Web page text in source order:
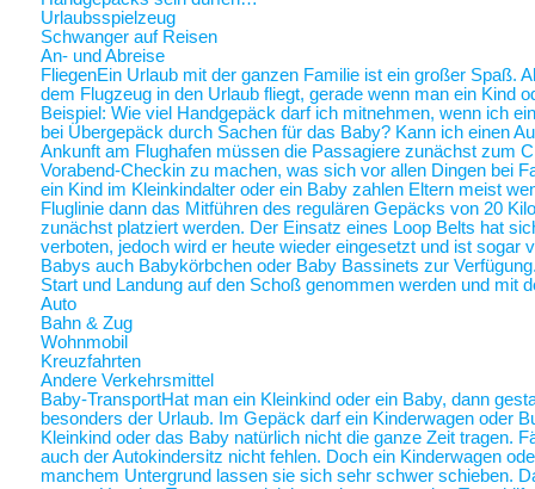
Urlaubsspielzeug
Schwanger auf Reisen
An- und Abreise
FliegenEin Urlaub mit der ganzen Familie ist ein großer Spaß.
dem Flugzeug in den Urlaub fliegt, gerade wenn man ein Kind
Beispiel: Wie viel Handgepäck darf ich mitnehmen, wenn ich
bei Übergepäck durch Sachen für das Baby? Kann ich einen
Ankunft am Flughafen müssen die Passagiere zunächst zum
Vorabend-Checkin zu machen, was sich vor allen Dingen bei
ein Kind im Kleinkindalter oder ein Baby zahlen Eltern meist
Fluglinie dann das Mitführen des regulären Gepäcks von 20
zunächst platziert werden. Der Einsatz eines Loop Belts hat
verboten, jedoch wird er heute wieder eingesetzt und ist sogar
Babys auch Babykörbchen oder Baby Bassinets zur
Start und Landung auf den Schoß genommen werden und mit
Auto
Bahn & Zug
Wohnmobil
Kreuzfahrten
Andere Verkehrsmittel
Baby-TransportHat man ein Kleinkind oder ein Baby, dann
besonders der Urlaub. Im Gepäck darf ein Kinderwagen oder
Kleinkind oder das Baby natürlich nicht die ganze Zeit tragen.
auch der Autokindersitz nicht fehlen. Doch ein Kinderwagen
manchem Untergrund lassen sie sich sehr schwer schieben.